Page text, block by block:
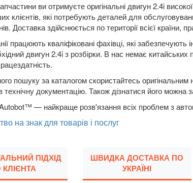
ви отримуєте оригінальні двигун 2.4i
клієнтів, які потребують деталей для
Доставка здійснюється по території всієї країни,
працюють кваліфіковані фахівці, які
двигун 2.4i з розбірки. В нас немає
пошуку за каталогом скористайтесь
технічну документацію. Також дізнатися його
— найкраще розв'язання всіх проблем з
на знак для товарів і послуг
ПІДХІД
ШВИДКА ДОСТАВКА ПО
УКРАЇНІ